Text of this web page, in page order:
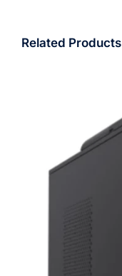
Related Products